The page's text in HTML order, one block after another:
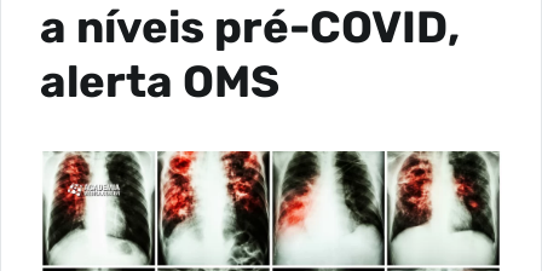
a níveis pré-COVID,
alerta OMS